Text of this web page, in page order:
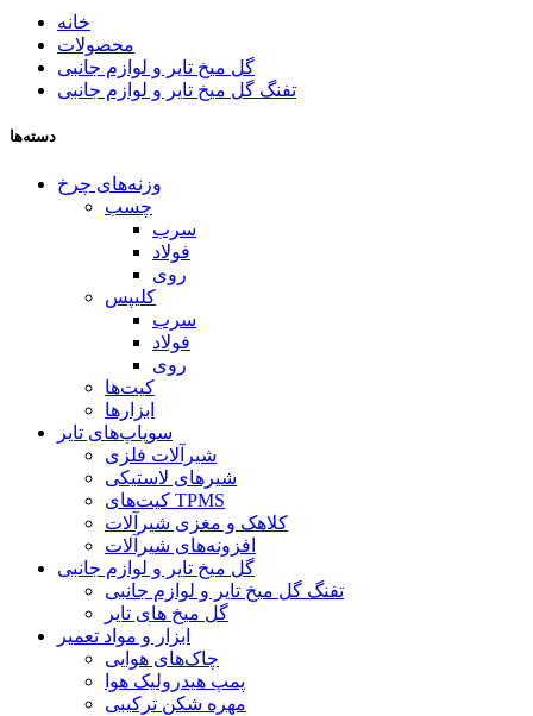
خانه
محصولات
گل میخ تایر و لوازم جانبی
تفنگ گل میخ تایر و لوازم جانبی
دسته‌ها
وزنه‌های چرخ
چسب
سرب
فولاد
روی
کلیپس
سرب
فولاد
روی
کیت‌ها
ابزارها
سوپاپ‌های تایر
شیرآلات فلزی
شیرهای لاستیکی
کیت‌های TPMS
کلاهک و مغزی شیرآلات
افزونه‌های شیرآلات
گل میخ تایر و لوازم جانبی
تفنگ گل میخ تایر و لوازم جانبی
گل میخ های تایر
ابزار و مواد تعمیر
چاک‌های هوایی
پمپ هیدرولیک هوا
مهره شکن ترکیبی